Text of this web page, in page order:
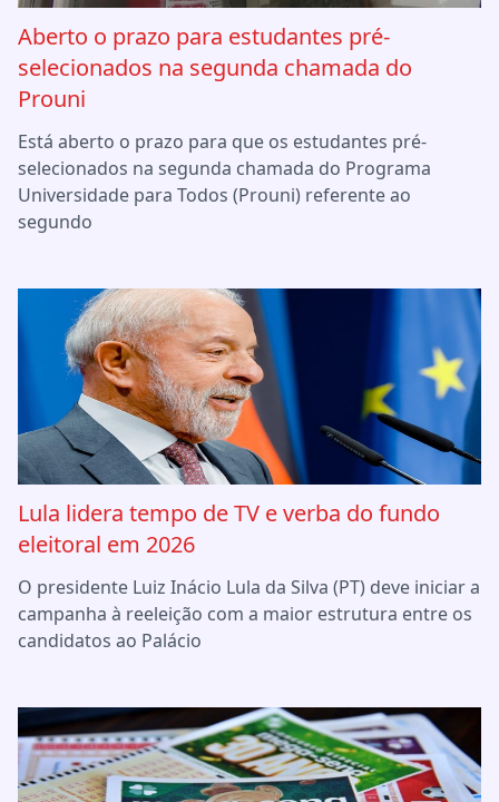
Aberto o prazo para estudantes pré-
selecionados na segunda chamada do
Prouni
Está aberto o prazo para que os estudantes pré-
selecionados na segunda chamada do Programa
Universidade para Todos (Prouni) referente ao
segundo
Lula lidera tempo de TV e verba do fundo
eleitoral em 2026
O presidente Luiz Inácio Lula da Silva (PT) deve iniciar a
campanha à reeleição com a maior estrutura entre os
candidatos ao Palácio